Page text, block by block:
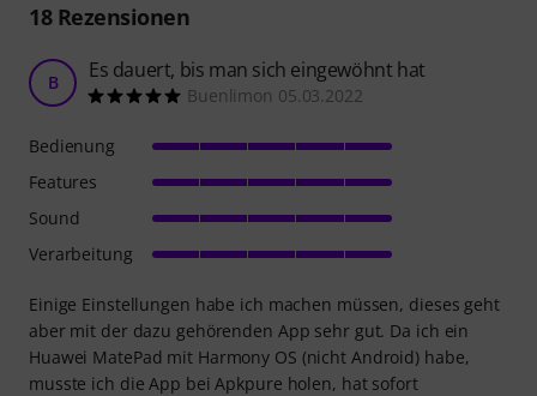
18Rezensionen
B Es dauert, bis man sich eingewöhnt hat
Buenlimon 05.03.2022
Einige Einstellungen habe ich machen müssen, dieses geht
aber mit der dazu gehörenden App sehr gut. Da ich ein
Huawei MatePad mit Harmony OS (nicht Android) habe,
musste ich die App bei Apkpure holen, hat sofort
Bedienung
Features
Sound
Verarbeitung